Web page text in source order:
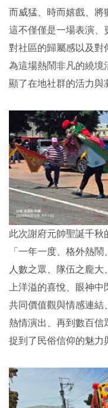
而威猛、時而嬉戲、將
這不僅僅是一場表演、
對社區的歸屬感以及對
為這場熱鬧非凡的繞境
顯了在地社群的活力與
此次謝府元帥聖誕千秋
「一年一度、格外熱
人數之眾、隊伍之龐
上洋溢的喜悅、眼神
共同價值觀與情感連結
熱情演出、再到數百信
捉到了民俗信仰的魅力